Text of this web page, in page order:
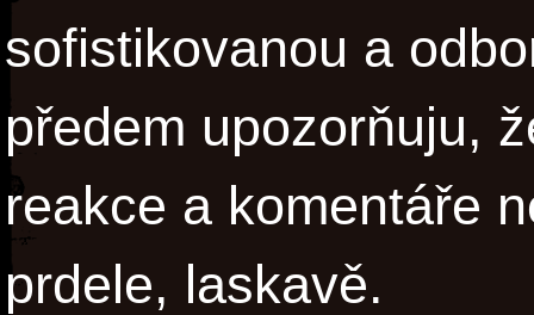
sofistikovanou a
předem upozorňuju,
reakce a komentáře
prdele, laskavě.